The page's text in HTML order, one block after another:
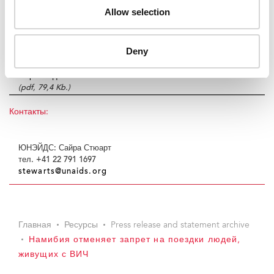
Allow selection
Deny
Версия для печати
(pdf, 79,4 Kb.)
Контакты:
ЮНЭЙДС: Сайра Стюарт
тел. +41 22 791 1697
stewarts@unaids.org
Главная Ресурсы
Press release and statement archive
Намибия отменяет запрет на поездки людей,
живущих с ВИЧ